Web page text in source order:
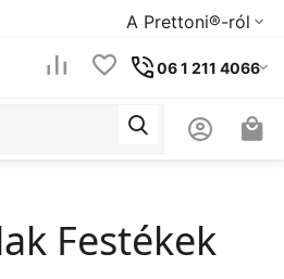
A Prettoni®-ról
06 1 211 4066
Festékek